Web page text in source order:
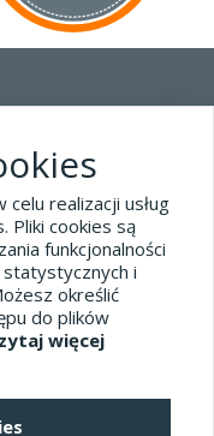
cookies
realizacji usług
Pliki cookies są
funkcjonalności
i
określić
do plików
więcej